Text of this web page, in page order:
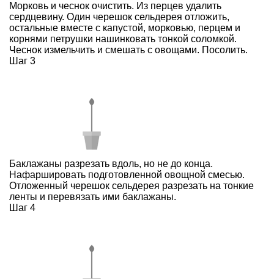
Морковь и чеснок очистить. Из перцев удалить
сердцевину. Один черешок сельдерея отложить,
остальные вместе с капустой, морковью, перцем и
корнями петрушки нашинковать тонкой соломкой.
Чеснок измельчить и смешать с овощами. Посолить.
Шаг 3
Баклажаны разрезать вдоль, но не до конца.
Нафаршировать подготовленной овощной смесью.
Отложенный черешок сельдерея разрезать на тонкие
ленты и перевязать ими баклажаны.
Шаг 4